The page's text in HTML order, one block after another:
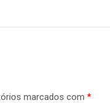
marcados com *